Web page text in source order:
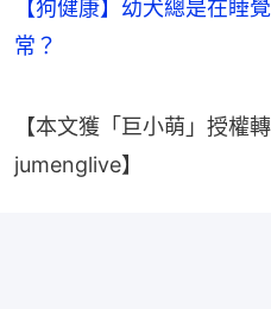
【狗健康】幼犬總是在
常？
【本文獲「巨小萌」授權
jumenglive】